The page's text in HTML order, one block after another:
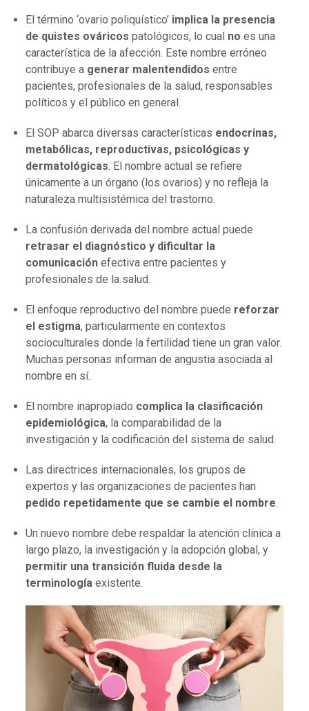
El término ‘ovario poliquístico’ implica la presencia
de quistes ováricos patológicos, lo cual no es una
característica de la afección. Este nombre erróneo
contribuye a generar malentendidos entre
pacientes, profesionales de la salud, responsables
políticos y el público en general.
El SOP abarca diversas características endocrinas,
metabólicas, reproductivas, psicológicas y
dermatológicas. El nombre actual se refiere
únicamente a un órgano (los ovarios) y no refleja la
naturaleza multisistémica del trastorno.
La confusión derivada del nombre actual puede
retrasar el diagnóstico y dificultar la
comunicación efectiva entre pacientes y
profesionales de la salud.
El enfoque reproductivo del nombre puede reforzar
el estigma, particularmente en contextos
socioculturales donde la fertilidad tiene un gran valor.
Muchas personas informan de angustia asociada al
nombre en sí.
El nombre inapropiado complica la clasificación
epidemiológica, la comparabilidad de la
investigación y la codificación del sistema de salud.
Las directrices internacionales, los grupos de
expertos y las organizaciones de pacientes han
pedido repetidamente que se cambie el nombre.
Un nuevo nombre debe respaldar la atención clínica a
largo plazo, la investigación y la adopción global, y
permitir una transición fluida desde la
terminología existente.